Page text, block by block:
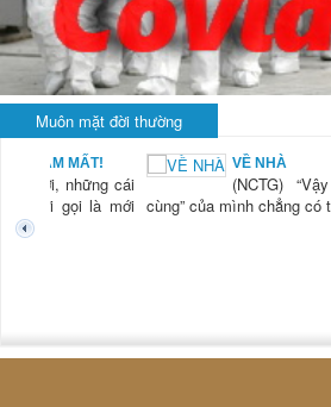
Muôn mặt đời thường
NAM MẤT!
“Xời, những cái
mới gọi là mới
VỀ NHÀ
(NCTG)
cùng” của mình chẳng có